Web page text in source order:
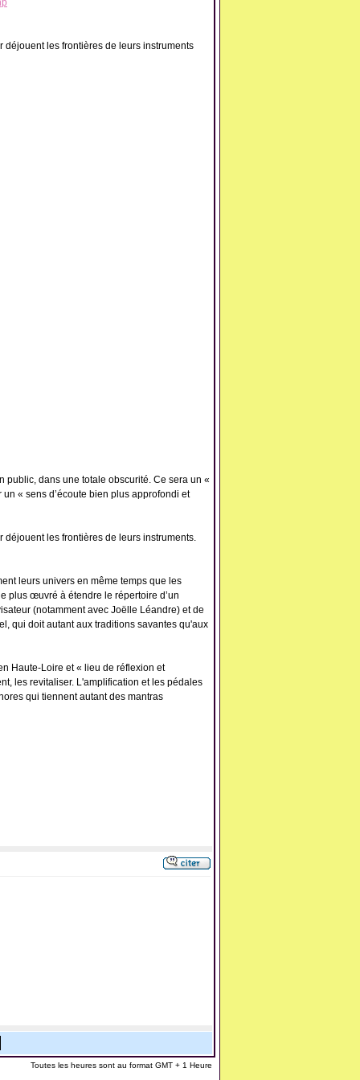
déjouent les frontières de leurs instruments
public, dans une totale obscurité. Ce sera un «
« sens d’écoute bien plus approfondi et
les frontières de leurs instruments.
leurs univers en même temps que les
plus œuvré à étendre le répertoire d’un
(notamment avec Joëlle Léandre) et de
qui doit autant aux traditions savantes qu'aux
Haute-Loire et « lieu de réflexion et
les revitaliser. L'amplification et les pédales
qui tiennent autant des mantras
Toutes les heures sont au format GMT + 1 Heure